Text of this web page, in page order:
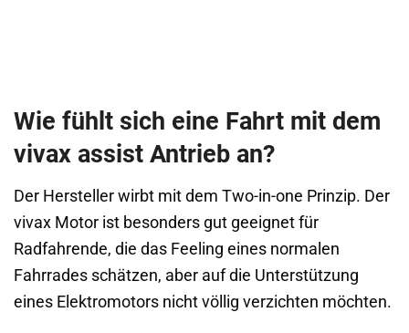
Wie fühlt sich eine Fahrt mit dem
vivax assist Antrieb an?
Der Hersteller wirbt mit dem Two-in-one Prinzip. Der
vivax Motor ist besonders gut geeignet für
Radfahrende, die das Feeling eines normalen
Fahrrades schätzen, aber auf die Unterstützung
eines Elektromotors nicht völlig verzichten möchten.